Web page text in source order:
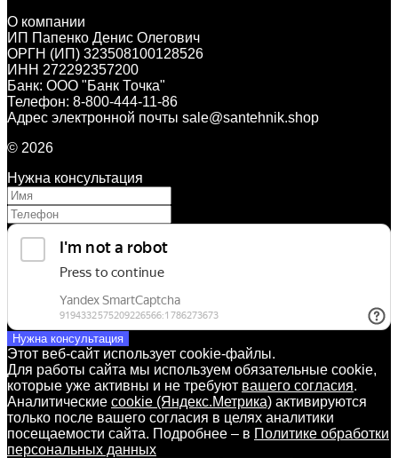
О компании
ИП Папенко Денис Олегович
ОРГН (ИП) 323508100128526
ИНН 272292357200
Банк: ООО "Банк Точка"
Телефон: 8-800-444-11-86
Адрес электронной почты sale@santehnik.shop
© 2026
Нужна консультация
Нужна консультация
Этот веб-сайт использует cookie-файлы.
Для работы сайта мы используем обязательные cookie,
которые уже активны и не требуют вашего согласия.
Аналитические cookie (Яндекс.Метрика) активируются
только после вашего согласия в целях аналитики
посещаемости сайта. Подробнее – в Политике обработки
персональных данных